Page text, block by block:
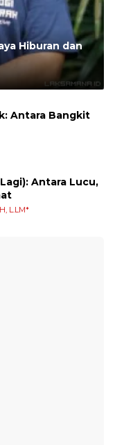
Hiburan dan
Antara Bangkit
Antara Lucu,
L.LM*